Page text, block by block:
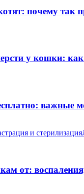
почему так
у кошки:
важные
и стерилизация
от: